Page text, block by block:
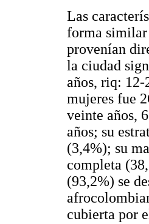
Las
forma similar
provenían
la ciudad
años, riq: 12-
mujeres fue
veinte años,
años; su
(3,4%); su
completa
(93,2%) se
cubierta por